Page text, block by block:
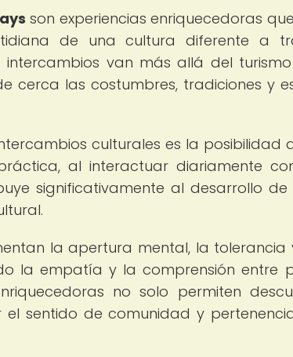
son experiencias enriquecedoras
de una cultura diferente a
van más allá del
cerca las costumbres, tradiciones y
culturales es la posibilidad
al interactuar diariamente
significativamente al desarrollo
la apertura mental, la tolerancia
la empatía y la comprensión entre
no solo permiten
sentido de comunidad y